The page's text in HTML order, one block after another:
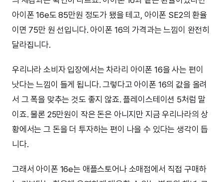
아이폰 16e도 85만원 정도가 됐을 테고, 아이폰 SE2의 환율
이면 75만 원 선입니다. 아이폰 16의 가격과는 느낌이 완전히
달라집니다.
우리나라 소비자 입장에서는 차라리 아이폰 16을 사는 편이
낫다는 느낌이 들게 됩니다. 그렇다고 아이폰 16의 값을 올려
서 그 폭을 맞추는 것도 좋지 않죠. 플레이스테이션 5처럼 말
이죠. 물론 25만원이 작은 돈은 아니지만 지금 우리나라의 상
황에서는 그 돈을 더 투자하는 편이 나을 수 있다는 생각이 듭
니다.
그래서 아이폰 16e는 애플스토어나 소매점에서 직접 구매하